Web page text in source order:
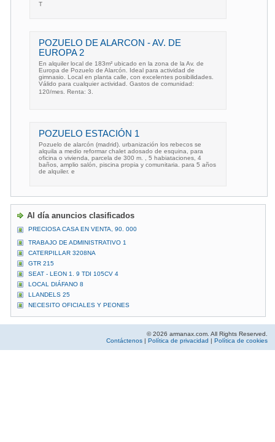
T
POZUELO DE ALARCON - AV. DE
EUROPA 2
En alquiler local de 183m² ubicado en la zona de la Av. de
Europa de Pozuelo de Alarcón. Ideal para actividad de
gimnasio. Local en planta calle, con excelentes posibilidades.
Válido para cualquier actividad. Gastos de comunidad:
120/mes. Renta: 3.
POZUELO ESTACIÓN 1
Pozuelo de alarcón (madrid). urbanización los rebecos se
alquila a medio reformar chalet adosado de esquina, para
oficina o vivienda, parcela de 300 m. , 5 habiataciones, 4
baños, amplio salón, piscina propia y comunitaria. para 5 años
de alquiler. e
Al día anuncios clasificados
PRECIOSA CASA EN VENTA, 90. 000
TRABAJO DE ADMINISTRATIVO 1
CATERPILLAR 3208NA
GTR 215
SEAT - LEON 1. 9 TDI 105CV 4
LOCAL DIÁFANO 8
LLANDELS 25
NECESITO OFICIALES Y PEONES
© 2026 armanax.com. All Rights Reserved.
Contáctenos | Política de privacidad | Política de cookies